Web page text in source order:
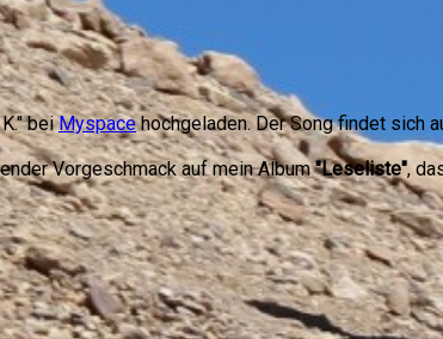
beiMyspacehochgeladen. Der Song findet sich
Vorgeschmack auf mein Album"Leseliste",